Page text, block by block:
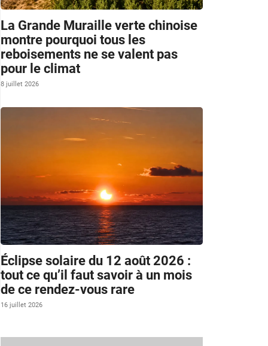
La Grande Muraille verte chinoise
montre pourquoi tous les
reboisements ne se valent pas
pour le climat
8 juillet 2026
Éclipse solaire du 12 août 2026 :
tout ce qu’il faut savoir à un mois
de ce rendez-vous rare
16 juillet 2026